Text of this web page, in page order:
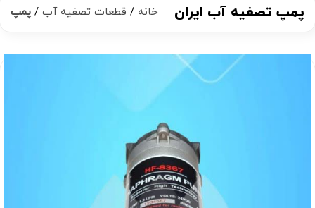
پمپ تصفیه آب ایران خانه قطعات تصفیه آب پمپ